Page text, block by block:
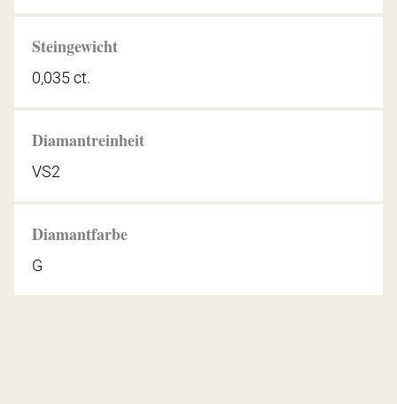
Steingewicht
0,035 ct.
Diamantreinheit
VS2
Diamantfarbe
G